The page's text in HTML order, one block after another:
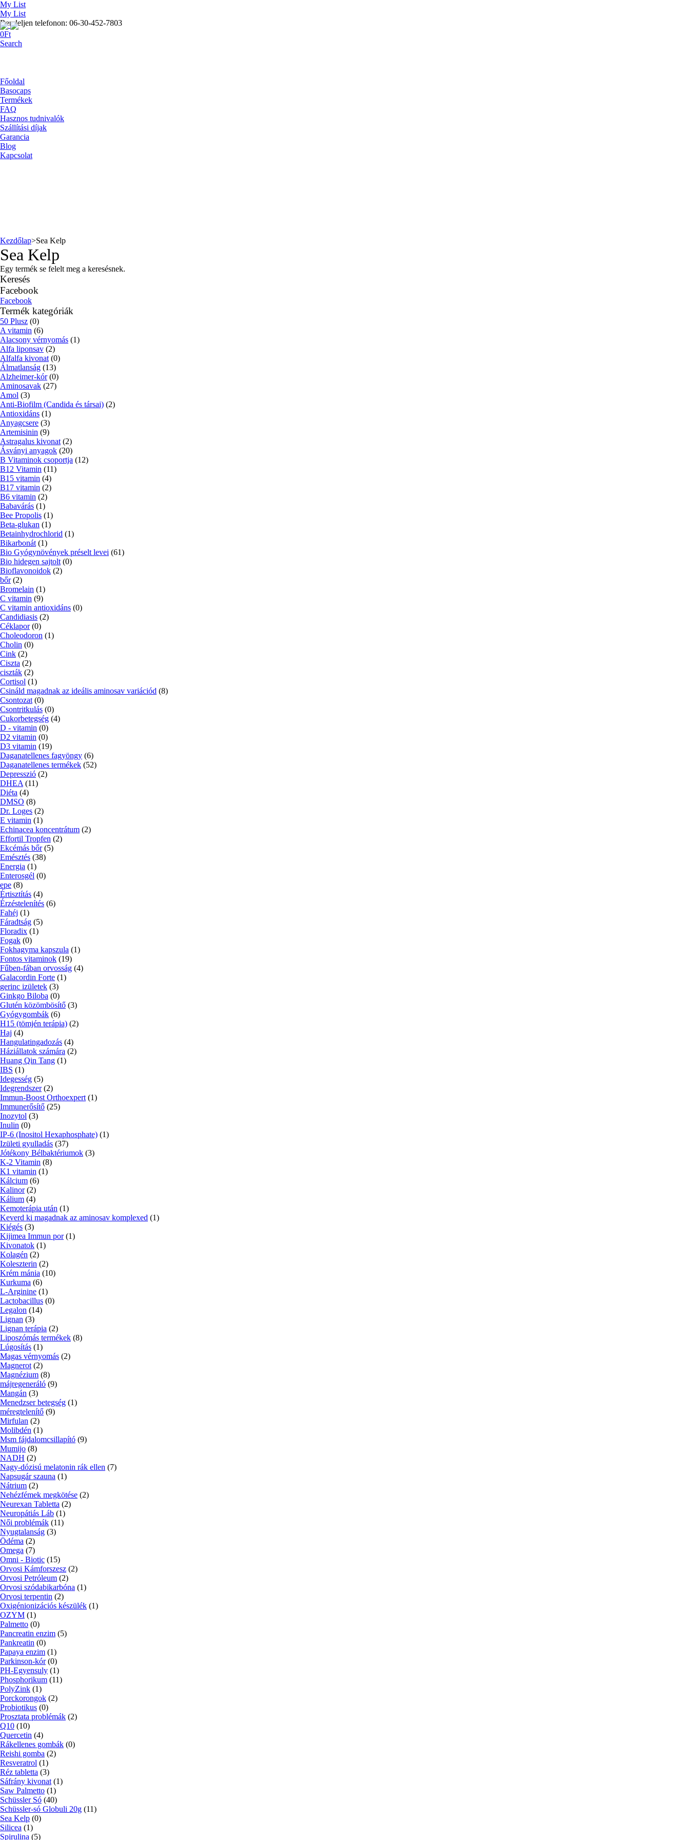
My List
My List
Rendeljen telefonon: 06-30-452-7803
0Ft
Search
Főoldal
Basocaps
Termékek
FAQ
Hasznos tudnivalók
Szállítási díjak
Garancia
Blog
Kapcsolat
Kezdőlap>Sea Kelp
Sea Kelp
Egy termék se felelt meg a keresésnek.
Keresés
Facebook
Facebook
Termék kategóriák
50 Plusz (0)
A vitamin (6)
Alacsony vérnyomás (1)
Alfa liponsav (2)
Alfalfa kivonat (0)
Álmatlanság (13)
Alzheimer-kór (0)
Aminosavak (27)
Amol (3)
Anti-Biofilm (Candida és társai) (2)
Antioxidáns (1)
Anyagcsere (3)
Artemisinin (9)
Astragalus kivonat (2)
Ásványi anyagok (20)
B Vitaminok csoportja (12)
B12 Vitamin (11)
B15 vitamin (4)
B17 vitamin (2)
B6 vitamin (2)
Babavárás (1)
Bee Propolis (1)
Beta-glukan (1)
Betainhydrochlorid (1)
Bikarbonát (1)
Bio Gyógynövények préselt levei (61)
Bio hidegen sajtolt (0)
Bioflavonoidok (2)
bőr (2)
Bromelain (1)
C vitamin (9)
C vitamin antioxidáns (0)
Candidiasis (2)
Céklapor (0)
Choleodoron (1)
Cholin (0)
Cink (2)
Ciszta (2)
ciszták (2)
Cortisol (1)
Csináld magadnak az ideális aminosav variációd (8)
Csontozat (0)
Csontritkulás (0)
Cukorbetegség (4)
D - vitamin (0)
D2 vitamin (0)
D3 vitamin (19)
Daganatellenes fagyöngy (6)
Daganatellenes termékek (52)
Depresszió (2)
DHEA (11)
Diéta (4)
DMSO (8)
Dr. Loges (2)
E vitamin (1)
Echinacea koncentrátum (2)
Effortil Tropfen (2)
Ekcémás bőr (5)
Emésztés (38)
Energia (1)
Enterosgél (0)
epe (8)
Értisztítás (4)
Érzéstelenítés (6)
Fahéj (1)
Fáradtság (5)
Floradix (1)
Fogak (0)
Fokhagyma kapszula (1)
Fontos vitaminok (19)
Fűben-fában orvosság (4)
Galacordin Forte (1)
gerinc izületek (3)
Ginkgo Biloba (0)
Glutén közömbösítő (3)
Gyógygombák (6)
H15 (tömjén terápia) (2)
Haj (4)
Hangulatingadozás (4)
Háziállatok számára (2)
Huang Qin Tang (1)
IBS (1)
Idegesség (5)
Idegrendszer (2)
Immun-Boost Orthoexpert (1)
Immunerősítő (25)
Inozytol (3)
Inulin (0)
IP-6 (Inositol Hexaphosphate) (1)
Izületi gyulladás (37)
Jótékony Bélbaktériumok (3)
K-2 Vitamin (8)
K1 vitamin (1)
Kálcium (6)
Kalinor (2)
Kálium (4)
Kemoterápia után (1)
Keverd ki magadnak az aminosav komplexed (1)
Kiégés (3)
Kijimea Immun por (1)
Kivonatok (1)
Kolagén (2)
Koleszterin (2)
Krém mánia (10)
Kurkuma (6)
L-Arginine (1)
Lactobacillus (0)
Legalon (14)
Lignan (3)
Lignan terápia (2)
Liposzómás termékek (8)
Lúgosítás (1)
Magas vérnyomás (2)
Magnerot (2)
Magnézium (8)
májregeneráló (9)
Mangán (3)
Menedzser betegség (1)
méregtelenítő (9)
Mirfulan (2)
Molibdén (1)
Msm fájdalomcsillapító (9)
Mumijo (8)
NADH (2)
Nagy-dózisú melatonin rák ellen (7)
Napsugár szauna (1)
Nátrium (2)
Nehézfémek megkötése (2)
Neurexan Tabletta (2)
Neuropátiás Láb (1)
Női problémák (11)
Nyugtalanság (3)
Ödéma (2)
Omega (7)
Omni - Biotic (15)
Orvosi Kámforszesz (2)
Orvosi Petróleum (2)
Orvosi szódabikarbóna (1)
Orvosi terpentin (2)
Oxigénionizációs készülék (1)
OZYM (1)
Palmetto (0)
Pancreatin enzim (5)
Pankreatin (0)
Papaya enzim (1)
Parkinson-kór (0)
PH-Egyensuly (1)
Phosphorikum (11)
PolyZink (1)
Porckorongok (2)
Probiotikus (0)
Prosztata problémák (2)
Q10 (10)
Quercetin (4)
Rákellenes gombák (0)
Reishi gomba (2)
Resveratrol (1)
Réz tabletta (3)
Sáfrány kivonat (1)
Saw Palmetto (1)
Schüssler Só (40)
Schüssler-só Globuli 20g (11)
Sea Kelp (0)
Silicea (1)
Spirulina (5)